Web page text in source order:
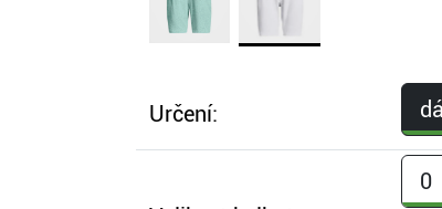
Určení:
0